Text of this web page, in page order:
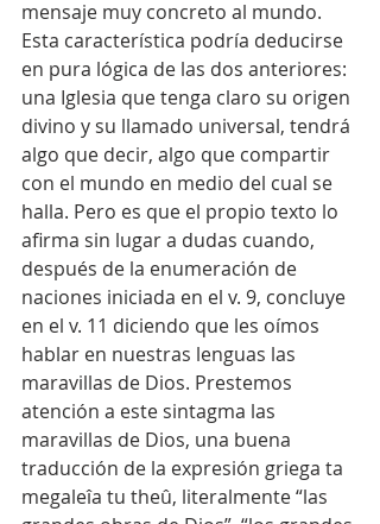
mensaje muy concreto al mundo.
Esta característica podría deducirse
en pura lógica de las dos anteriores:
una Iglesia que tenga claro su origen
divino y su llamado universal, tendrá
algo que decir, algo que compartir
con el mundo en medio del cual se
halla. Pero es que el propio texto lo
afirma sin lugar a dudas cuando,
después de la enumeración de
naciones iniciada en el v. 9, concluye
en el v. 11 diciendo que les oímos
hablar en nuestras lenguas las
maravillas de Dios. Prestemos
atención a este sintagma las
maravillas de Dios, una buena
traducción de la expresión griega ta
megaleîa tu theû, literalmente “las